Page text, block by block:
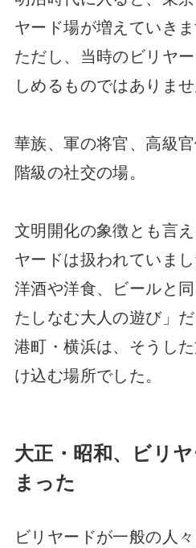
ヤード場が増えていきま
ただし、当時のビリヤ
しめるものではありませ
華族、軍の将官、高級
階級の社交の場。
文明開化の象徴とも言
ヤードは扱われていまし
洋酒や洋食、ビールと
たしなむ大人の遊び」だ
港町・横浜は、そうし
け込む場所でした。
大正・昭和、ビリ
まった
ビリヤードが一般の人